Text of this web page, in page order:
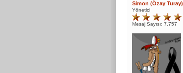
Simon (Özay Turay)
Yönetici
Mesaj Sayısı: 7.757